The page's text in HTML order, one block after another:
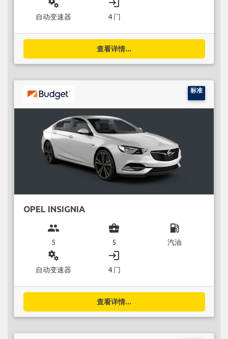
miscellaneous_services
自动变速器
login
4 门
查看详情...
标准
OPEL INSIGNIA
group
5
business_center
5
local_gas_station
汽油
miscellaneous_services
自动变速器
login
4 门
查看详情...